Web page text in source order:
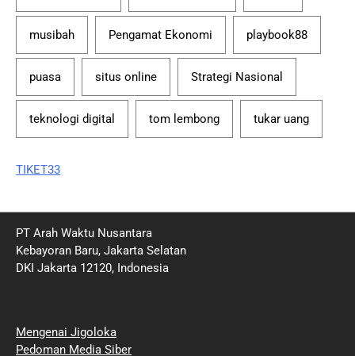
musibah Pengamat Ekonomi playbook88
puasa situs online Strategi Nasional
teknologi digital tom lembong tukar uang
TIKET33
PT Arah Waktu Nusantara
Kebayoran Baru, Jakarta Selatan
DKI Jakarta 12120, Indonesia
Mengenai Jigoloka
Pedoman Media Siber